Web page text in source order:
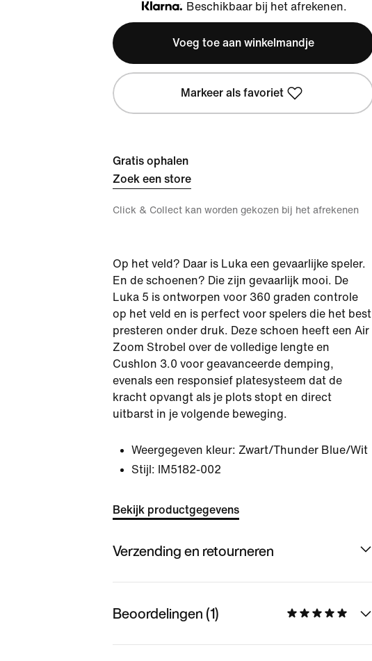
Klarna
Beschikbaar bij het afrekenen.
Voeg toe aan winkelmandje
Markeer als favoriet
Gratis ophalen
Zoek een store
Click & Collect kan worden gekozen bij het afrekenen
Op het veld? Daar is Luka een gevaarlijke speler.
En de schoenen? Die zijn gevaarlijk mooi. De
Luka 5 is ontworpen voor 360 graden controle
op het veld en is perfect voor spelers die het best
presteren onder druk. Deze schoen heeft een Air
Zoom Strobel over de volledige lengte en
Cushlon 3.0 voor geavanceerde demping,
evenals een responsief platesysteem dat de
kracht opvangt als je plots stopt en direct
uitbarst in je volgende beweging.
Weergegeven kleur: Zwart/Thunder Blue/Wit
Stijl:
IM5182-002
Bekijk productgegevens
Verzending en retourneren
Beoordelingen (1)